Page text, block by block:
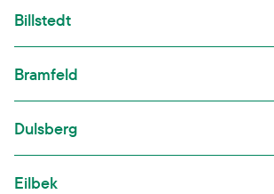
Billstedt
Bramfeld
Dulsberg
Eilbek